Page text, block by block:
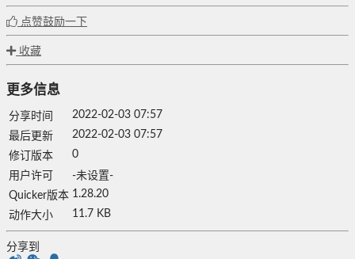
点赞鼓励一下
收藏
更多信息
分享时间
2022-02-03 07:57
最后更新
2022-02-03 07:57
修订版本
0
用户许可
-未设置-
Quicker版本 1.28.20
动作大小
11.7 KB
分享到